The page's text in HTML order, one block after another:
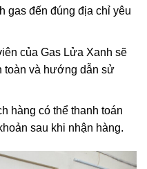
gas đến đúng địa chỉ yêu
của Gas Lửa Xanh sẽ
toàn và hướng dẫn sử
hàng có thể thanh toán
sau khi nhận hàng.